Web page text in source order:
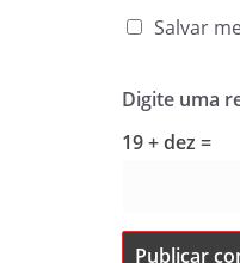
Salvar
Digite uma
19 + dez =